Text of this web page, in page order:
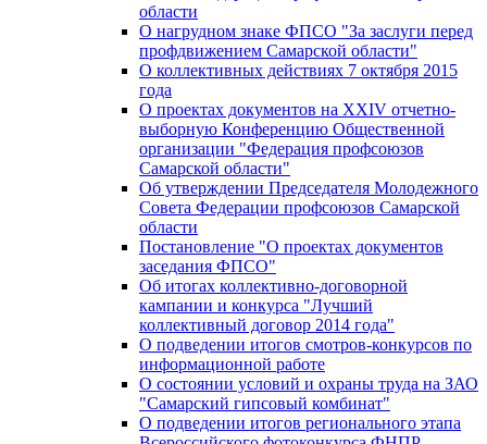
области
О нагрудном знаке ФПСО "За заслуги перед
профдвижением Самарской области"
О коллективных действиях 7 октября 2015
года
О проектах документов на XXIV отчетно-
выборную Конференцию Общественной
организации "Федерация профсоюзов
Самарской области"
Об утверждении Председателя Молодежного
Совета Федерации профсоюзов Самарской
области
Постановление "О проектах документов
заседания ФПСО"
Об итогах коллективно-договорной
кампании и конкурса "Лучший
коллективный договор 2014 года"
О подведении итогов смотров-конкурсов по
информационной работе
О состоянии условий и охраны труда на ЗАО
"Самарский гипсовый комбинат"
О подведении итогов регионального этапа